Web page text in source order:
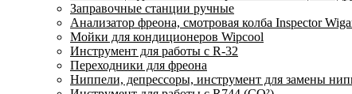
Заправочные станции ручные
Анализатор фреона, смотровая колба Inspector
Мойки для кондиционеров Wipcool
Инструмент для работы с R-32
Переходники для фреона
Ниппели, депрессоры, инструмент для замены